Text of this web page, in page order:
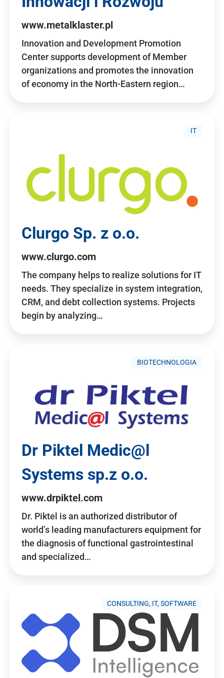
www.metalklaster.pl
Innovation and Development Promotion
Center supports development of Member
organizations and promotes the innovation
of economy in the North-Eastern region…
IT
Clurgo Sp. z o.o.
www.clurgo.com
The company helps to realize solutions for IT
needs. They specialize in system integration,
CRM, and debt collection systems. Projects
begin by analyzing…
BIOTECHNOLOGIA
Dr Piktel Medic@l
Systems sp.z o.o.
www.drpiktel.com
Dr. Piktel is an authorized distributor of
world’s leading manufacturers equipment for
the diagnosis of functional gastrointestinal
and specialized…
CONSULTING, IT, SOFTWARE